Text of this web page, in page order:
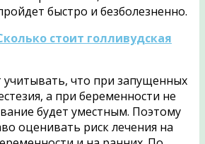
быстро и безболезненно.
стоит голливудская
учитывать, что при запущенных
а при беременности не
будет уместным. Поэтому
оценивать риск лечения на